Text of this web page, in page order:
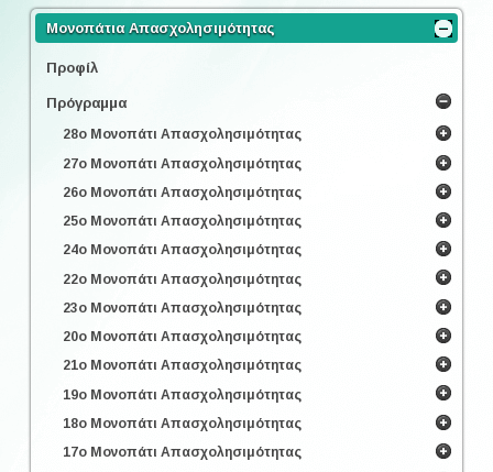
Μονοπάτια Απασχολησιμότητας
Προφίλ
Πρόγραμμα
28ο Μονοπάτι Απασχολησιμότητας
27ο Μονοπάτι Απασχολησιμότητας
26ο Μονοπάτι Απασχολησιμότητας
25ο Μονοπάτι Απασχολησιμότητας
24ο Μονοπάτι Απασχολησιμότητας
22ο Μονοπάτι Απασχολησιμότητας
23ο Μονοπάτι Απασχολησιμότητας
20ο Μονοπάτι Απασχολησιμότητας
21ο Μονοπάτι Απασχολησιμότητας
19ο Μονοπάτι Απασχολησιμότητας
18ο Μονοπάτι Απασχολησιμότητας
17ο Μονοπάτι Απασχολησιμότητας